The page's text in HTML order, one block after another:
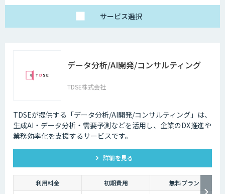
サービス選択
データ分析/AI開発/コンサルティング
TDSE株式会社
TDSEが提供する「データ分析/AI開発/コンサルティング」は、
生成AI・データ分析・需要予測などを活用し、企業のDX推進や
業務効率化を支援するサービスです。
詳細を見る
利用料金 初期費用
無料プラン